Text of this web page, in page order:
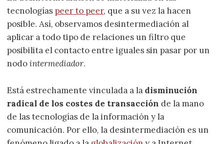
tecnologías peer to peer, que a su vez la hacen
posible. Así, observamos desintermediación al
aplicar a todo tipo de relaciones un filtro que
posibilita el contacto entre iguales sin pasar por un
nodointermediador.
Está estrechamente vinculada a la disminución
radical de los costes de transacción de la mano
de las tecnologías de la información y la
comunicación. Por ello, la desintermediación es un